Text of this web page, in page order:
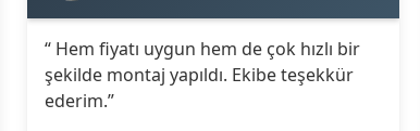
“ Hem fiyatı uygun hem de çok hızlı bir
şekilde montaj yapıldı. Ekibe teşekkür
ederim.”